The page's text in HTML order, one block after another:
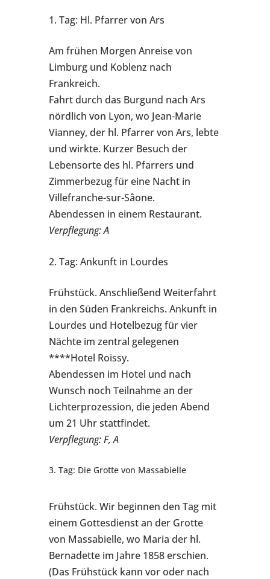
1. Tag: Hl. Pfarrer von Ars
Am frühen Morgen Anreise von
Limburg und Koblenz nach
Frankreich.
Fahrt durch das Burgund nach Ars
nördlich von Lyon, wo Jean-Marie
Vianney, der hl. Pfarrer von Ars, lebte
und wirkte. Kurzer Besuch der
Lebensorte des hl. Pfarrers und
Zimmerbezug für eine Nacht in
Villefranche-sur-Sâone.
Abendessen in einem Restaurant.
Verpflegung: A
2. Tag: Ankunft in Lourdes
Frühstück. Anschließend Weiterfahrt
in den Süden Frankreichs. Ankunft in
Lourdes und Hotelbezug für vier
Nächte im zentral gelegenen
****Hotel Roissy.
Abendessen im Hotel und nach
Wunsch noch Teilnahme an der
Lichterprozession, die jeden Abend
um 21 Uhr stattfindet.
Verpflegung: F, A
3. Tag: Die Grotte von Massabielle
Frühstück. Wir beginnen den Tag mit
einem Gottesdienst an der Grotte
von Massabielle, wo Maria der hl.
Bernadette im Jahre 1858 erschien.
(Das Frühstück kann vor oder nach